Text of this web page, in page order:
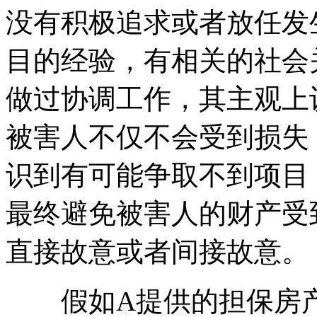
没有积极追求或者放任
目的经验，有相关的社
做过协调工作，其主观
被害人不仅不会受到损
识到有可能争取不到项
最终避免被害人的财产
直接故意或者间接故意。
假如A提供的担保房